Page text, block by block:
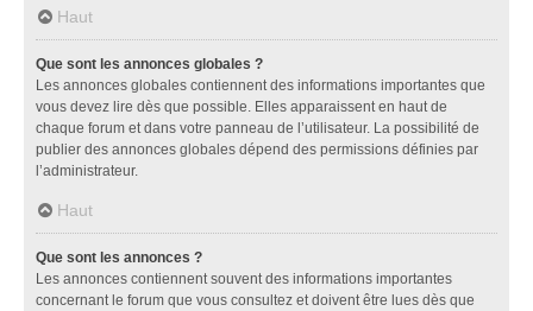
Haut
Que sont les annonces globales ?
Les annonces globales contiennent des informations importantes que
vous devez lire dès que possible. Elles apparaissent en haut de
chaque forum et dans votre panneau de l’utilisateur. La possibilité de
publier des annonces globales dépend des permissions définies par
l’administrateur.
Haut
Que sont les annonces ?
Les annonces contiennent souvent des informations importantes
concernant le forum que vous consultez et doivent être lues dès que